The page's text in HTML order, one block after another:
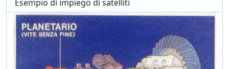
Esempio di impiego di satelliti